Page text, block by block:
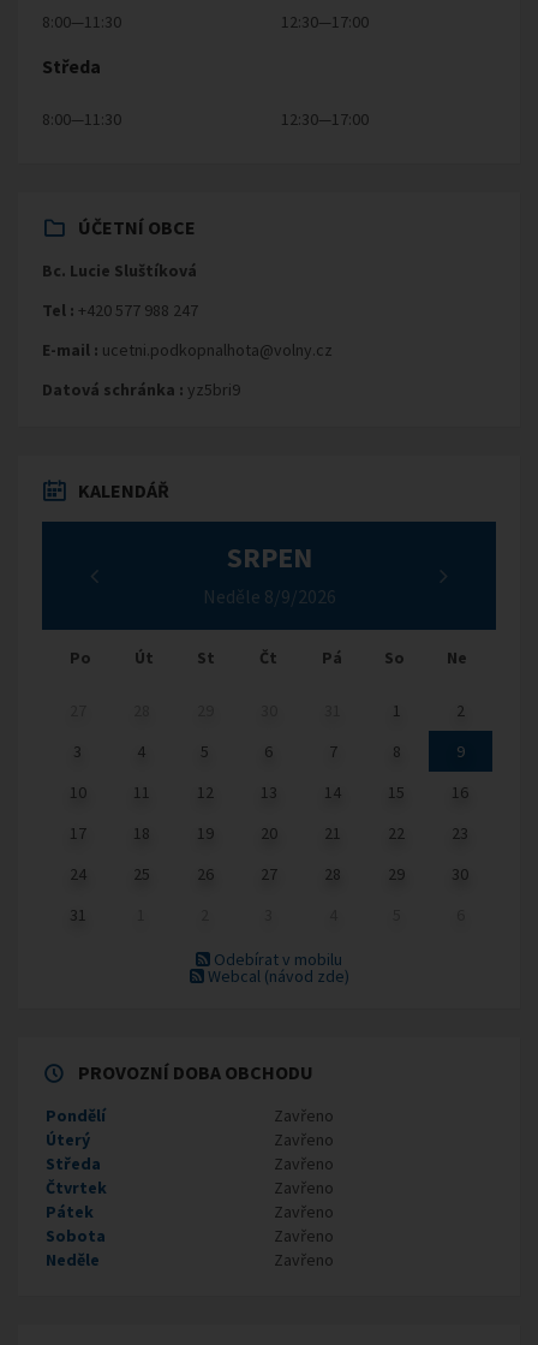
8:00—11:30 12:30—17:00
Středa
8:00—11:30 12:30—17:00
ÚČETNÍ OBCE
Bc. Lucie Sluštíková
Tel : +420 577 988 247
E-mail : ucetni.podkopnalhota@volny.cz
Datová schránka : yz5bri9
KALENDÁŘ
SRPEN
Neděle 8/9/2026
Po Út St Čt Pá So Ne
1
2
3
4 5 6 7 8
9
10
11 12 13 14 15
16
17
18 19 20 21 22
23
24
25 26 27 28 29
30
31
Odebírat v mobilu
Webcal (návod zde)
PROVOZNÍ DOBA OBCHODU
Pondělí
Zavřeno
Úterý
Zavřeno
Středa
Zavřeno
Čtvrtek
Zavřeno
Pátek
Zavřeno
Sobota
Zavřeno
Neděle
Zavřeno